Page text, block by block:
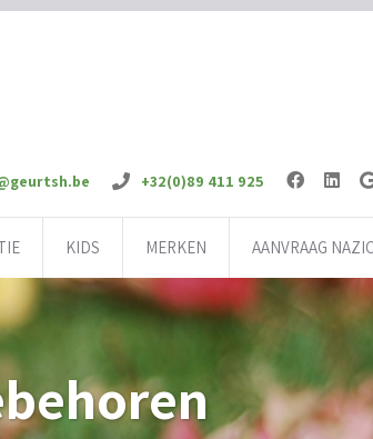
+32(0)89 411 925
KIDS MERKEN AANVRAAG